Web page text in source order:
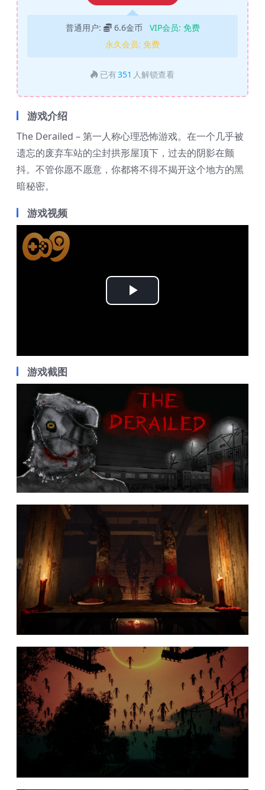
普通用户: 6.6金币 VIP会员: 免费
永久会员: 免费
已有351 人解锁查看
游戏介绍
The Derailed – 第一人称心理恐怖游戏。在一个几乎被
遗忘的废弃车站的尘封拱形屋顶下，过去的阴影在颤
抖。不管你愿不愿意，你都将不得不揭开这个地方的黑
暗秘密。
游戏视频
Play
游戏截图